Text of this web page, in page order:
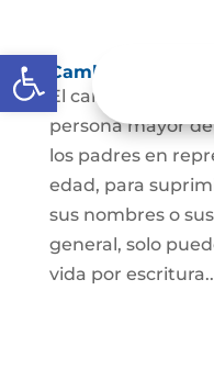
Abrir barra de
Cambio Nombre
El cambio de
persona mayor
los padres en
edad, para
sus nombres o
general, solo
vida por